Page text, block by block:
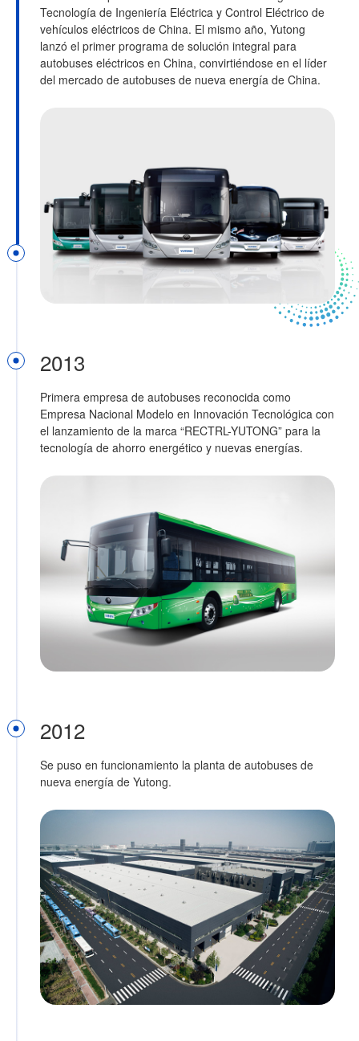
Tecnología de Ingeniería Eléctrica y Control Eléctrico de
vehículos eléctricos de China. El mismo año, Yutong
lanzó el primer programa de solución integral para
autobuses eléctricos en China, convirtiéndose en el líder
del mercado de autobuses de nueva energía de China.
2013
Primera empresa de autobuses reconocida como
Empresa Nacional Modelo en Innovación Tecnológica con
el lanzamiento de la marca “RECTRL-YUTONG” para la
tecnología de ahorro energético y nuevas energías.
2012
Se puso en funcionamiento la planta de autobuses de
nueva energía de Yutong.